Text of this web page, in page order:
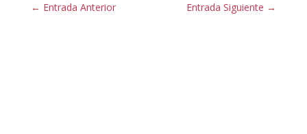
← Entrada Anterior Entrada Siguiente →